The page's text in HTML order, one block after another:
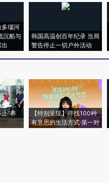
多瑙河
沉船与
韩国高温创百年纪录 当局
警告停止一切户外活动
“养
【特别呈现】寻找100种
有意思的生活方式·第一对